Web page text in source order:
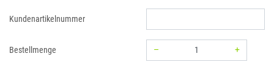
Kundenartikelnummer
Bestellmenge –
+